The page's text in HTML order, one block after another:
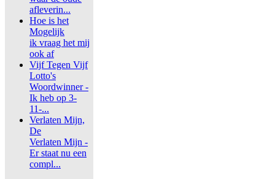
afleverin...
Hoe is het
Mogelijk
ik vraag het mij
ook af
Vijf Tegen Vijf
Lotto's
Woordwinner -
Ik heb op 3-
11-...
Verlaten Mijn,
De
Verlaten Mijn -
Er staat nu een
compl...